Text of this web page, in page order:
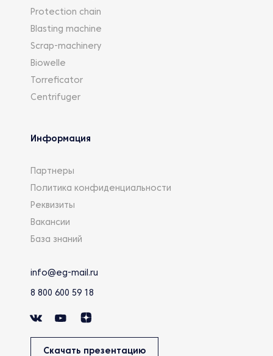
Protection chain
Blasting machine
Scrap-machinery
Biowelle
Torreficator
Centrifuger
Информация
Партнеры
Политика конфиденциальности
Реквизиты
Вакансии
База знаний
info@eg-mail.ru
8 800 600 59 18
Скачать презентацию